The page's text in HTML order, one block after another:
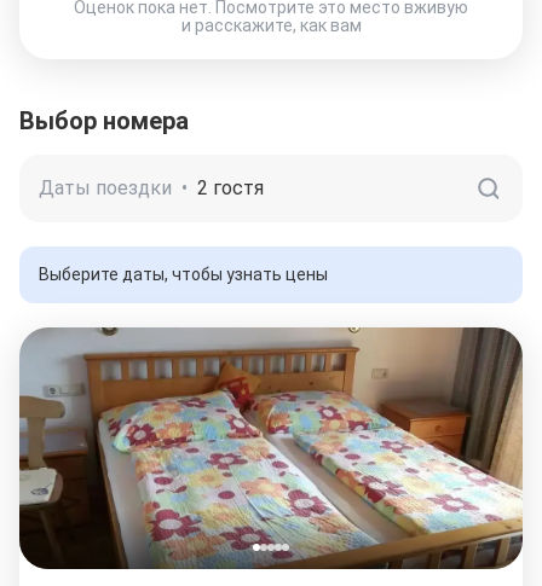
Оценок пока нет. Посмотрите это место вживую
и расскажите, как вам
Выбор номера
Даты поездки • 2 гостя
Выберите даты, чтобы узнать цены